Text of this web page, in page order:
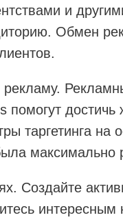
и
Обмен
рекламу.
помогут
таргетинга на
максимально
Создайте
интересным